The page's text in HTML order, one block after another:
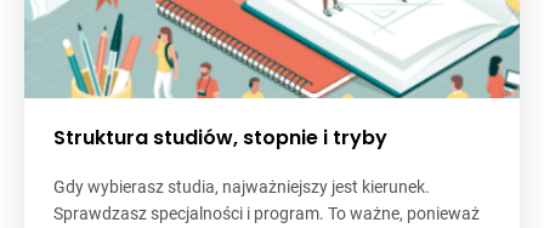
Struktura studiów, stopnie i tryby
Gdy wybierasz studia, najważniejszy jest kierunek.
Sprawdzasz specjalności i program. To ważne, ponieważ